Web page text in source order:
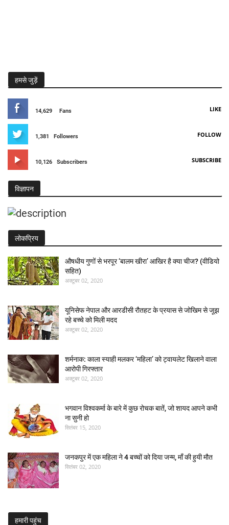
हमसे जुड़ें
14,629 Fans LIKE
1,381 Followers FOLLOW
10,126 Subscribers SUBSCRIBE
विज्ञापन
लोकप्रिय
औषधीय गुणों से भरपूर ‘बालम खीरा’ आखिर है क्या चीज? (वीडियो
सहित)
अक्टूबर 02, 2020
यूनिसेफ नेपाल और आरडीसी रौतहट के प्रयास से जोखिम से जूझ
रहे बच्चे को मिली मदद
अक्टूबर 02, 2020
शर्मनाक: काला स्याही मलकर ‘महिला’ को ट्वायलेट खिलाने वाला
आरोपी गिरफ्तार
अक्टूबर 02, 2020
भगवान विश्वकर्मा के बारे में कुछ रोचक बातें, जो शायद आपने कभी
ना सुनी हो
सितंबर 15, 2020
जनकपुर में एक महिला ने 4 बच्चों को दिया जन्म, माँ की हुयी मौत
सितंबर 02, 2020
हमारी पहुंच